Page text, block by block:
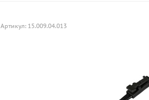
Артикул: 15.009.04.013